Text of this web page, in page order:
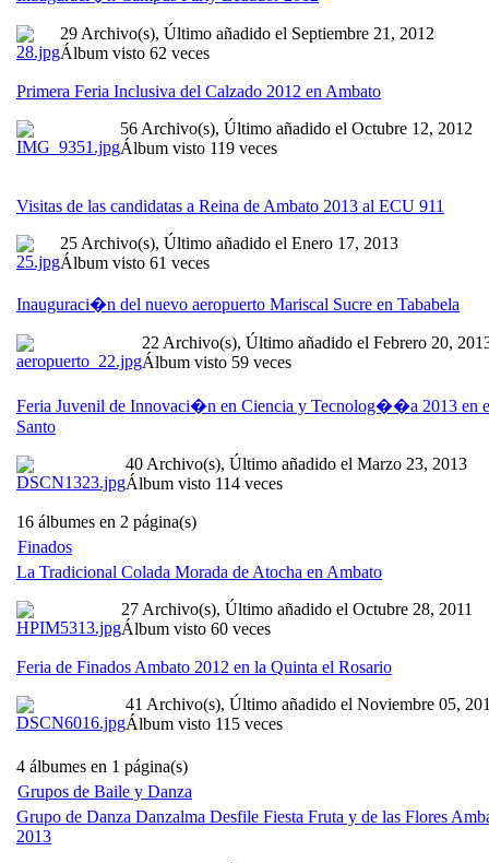
29 Archivo(s), Último añadido el Septiembre 21, 2012
Álbum visto 62 veces
Primera Feria Inclusiva del Calzado 2012 en Ambato
56 Archivo(s), Último añadido el Octubre 12, 2012
Álbum visto 119 veces
Visitas de las candidatas a Reina de Ambato 2013 al ECU 911
25 Archivo(s), Último añadido el Enero 17, 2013
Álbum visto 61 veces
Inauguraci�n del nuevo aeropuerto Mariscal Sucre en Tababela
22 Archivo(s), Último añadido el Febrero 20,
Álbum visto 59 veces
Feria Juvenil de Innovaci�n en Ciencia y Tecnolog��a 2013 en
Santo
40 Archivo(s), Último añadido el Marzo 23, 2013
Álbum visto 114 veces
16 álbumes en 2 página(s)
Finados
La Tradicional Colada Morada de Atocha en Ambato
27 Archivo(s), Último añadido el Octubre 28, 2011
Álbum visto 60 veces
Feria de Finados Ambato 2012 en la Quinta el Rosario
41 Archivo(s), Último añadido el Noviembre 05,
Álbum visto 115 veces
4 álbumes en 1 página(s)
Grupos de Baile y Danza
Grupo de Danza Danzalma Desfile Fiesta Fruta y de las Flores
2013